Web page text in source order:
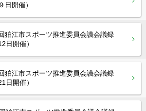
日開催）
狛江市スポーツ推進委員会議会議録
日開催）
狛江市スポーツ推進委員会議会議録
日開催）